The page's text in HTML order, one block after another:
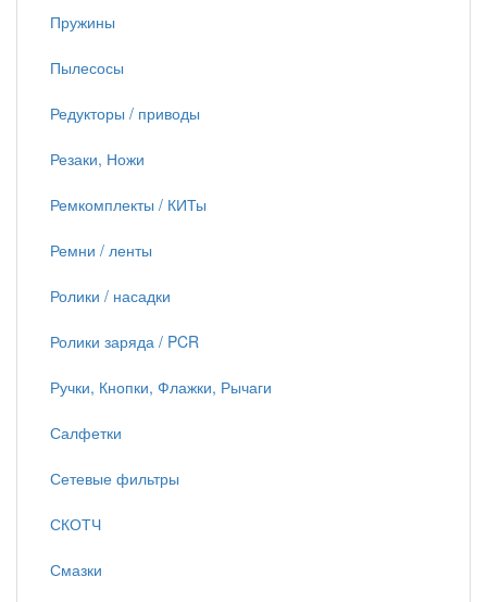
Пружины
Пылесосы
Редукторы / приводы
Резаки, Ножи
Ремкомплекты / КИТы
Ремни / ленты
Ролики / насадки
Ролики заряда / PCR
Ручки, Кнопки, Флажки, Рычаги
Салфетки
Сетевые фильтры
СКОТЧ
Смазки